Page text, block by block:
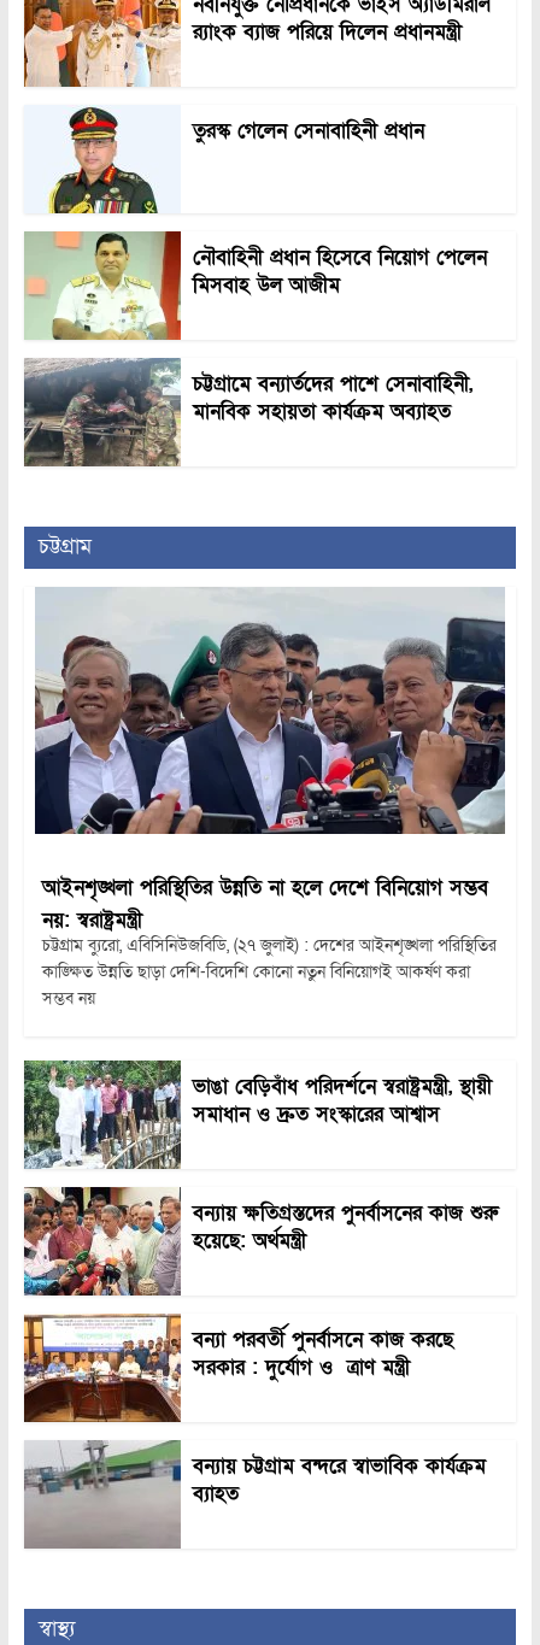
র‍্যাংক ব্যাজ পরিয়ে দিলেন প্রধানমন্ত্রী
তুরস্ক গেলেন সেনাবাহিনী প্রধান
নৌবাহিনী প্রধান হিসেবে নিয়োগ পেলেন
মিসবাহ উল আজীম
চট্টগ্রামে বন্যার্তদের পাশে সেনাবাহিনী,
মানবিক সহায়তা কার্যক্রম অব্যাহত
চট্টগ্রাম
আইনশৃঙ্খলা পরিস্থিতির উন্নতি না হলে দেশে বিনিয়োগ সম্ভব
নয়: স্বরাষ্ট্রমন্ত্রী
চট্টগ্রাম ব্যুরো, এবিসিনিউজবিডি, (২৭ জুলাই) : দেশের আইনশৃঙ্খলা পরিস্থিতির
কাঙ্ক্ষিত উন্নতি ছাড়া দেশি-বিদেশি কোনো নতুন বিনিয়োগই আকর্ষণ করা
সম্ভব নয়
ভাঙা বেড়িবাঁধ পরিদর্শনে স্বরাষ্ট্রমন্ত্রী, স্থায়ী
সমাধান ও দ্রুত সংস্কারের আশ্বাস
বন্যায় ক্ষতিগ্রস্তদের পুনর্বাসনের কাজ শুরু
হয়েছে: অর্থমন্ত্রী
বন্যা পরবর্তী পুনর্বাসনে কাজ করছে
সরকার : দুর্যোগ ও ত্রাণ মন্ত্রী
বন্যায় চট্টগ্রাম বন্দরে স্বাভাবিক কার্যক্রম
ব্যাহত
স্বাস্থ্য